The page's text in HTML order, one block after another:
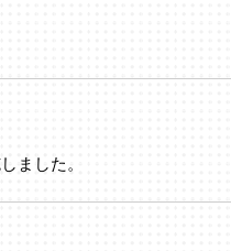
ました。